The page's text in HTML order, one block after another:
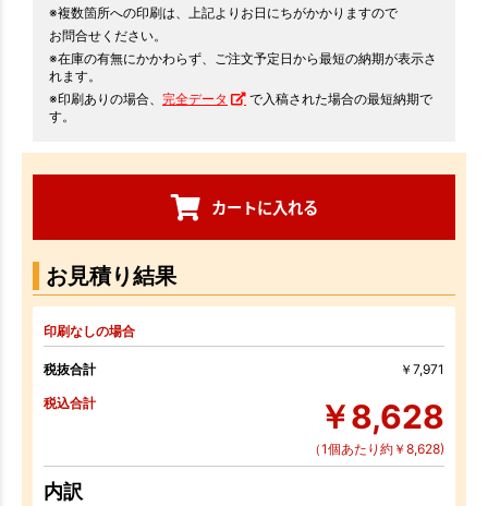
※複数箇所への印刷は、上記よりお日にちがかかりますので
お問合せください。
※在庫の有無にかかわらず、ご注文予定日から最短の納期が表示さ
れます。
※印刷ありの場合、 完全データ
で入稿された場合の最短納期で
す。
カートに入れる
お見積り結果
印刷なしの場合
税抜合計 ￥7,971
税込合計 ￥8,628
（1個あたり約￥8,628)
内訳